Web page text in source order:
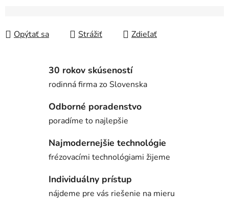
Opýtať sa Strážiť Zdieľať
30 rokov skúseností
rodinná firma zo Slovenska
Odborné poradenstvo
poradíme to najlepšie
Najmodernejšie technológie
frézovacími technológiami žijeme
Individuálny prístup
nájdeme pre vás riešenie na mieru